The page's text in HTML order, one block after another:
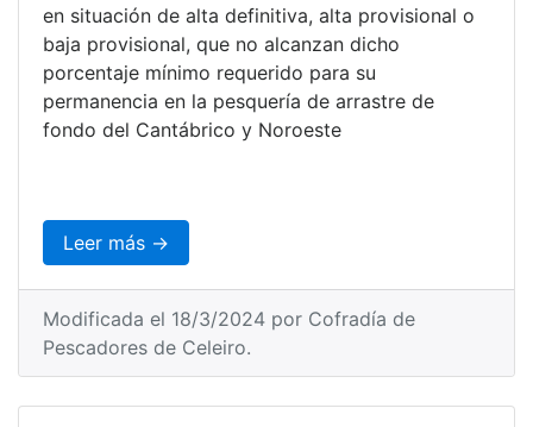
en situación de alta definitiva, alta provisional o
baja provisional, que no alcanzan dicho
porcentaje mínimo requerido para su
permanencia en la pesquería de arrastre de
fondo del Cantábrico y Noroeste
Leer más →
Modificada el 18/3/2024 por Cofradía de
Pescadores de Celeiro.